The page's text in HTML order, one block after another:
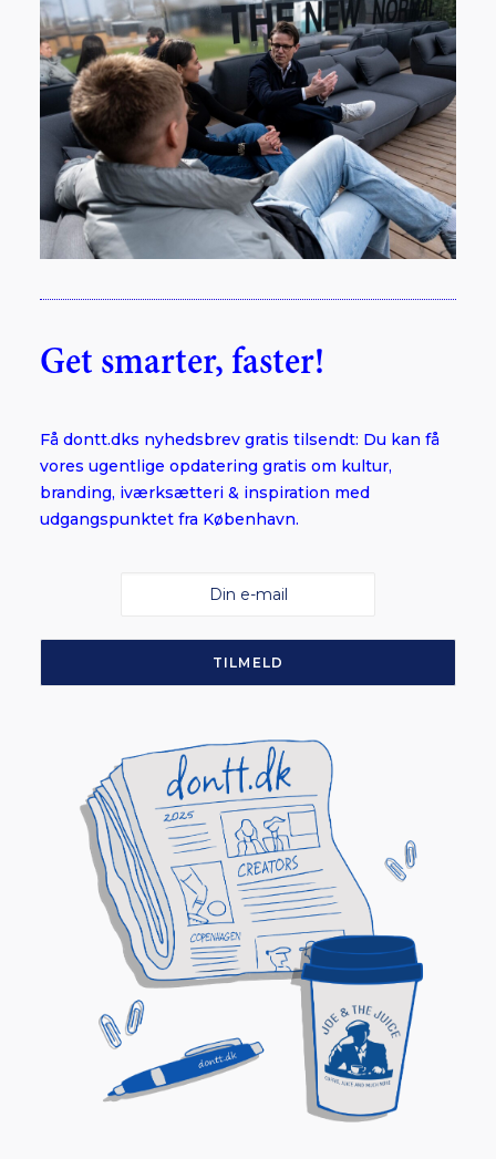
Get smarter, faster!
Få dontt.dks nyhedsbrev gratis tilsendt: Du kan få
vores ugentlige opdatering gratis om kultur,
branding, iværksætteri & inspiration med
udgangspunktet fra København.